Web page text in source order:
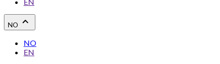
NO
NO
EN